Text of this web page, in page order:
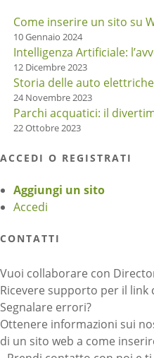
Come inserire un sito su
10 Gennaio 2024
Intelligenza Artificiale:
12 Dicembre 2023
Storia delle auto
24 Novembre 2023
Parchi acquatici: il
22 Ottobre 2023
ACCEDI O REGISTRATI
Aggiungi un sito
Accedi
CONTATTI
Vuoi collaborare con
Ricevere supporto per il link
Segnalare errori?
Ottenere informazioni sui
di un sito web a come